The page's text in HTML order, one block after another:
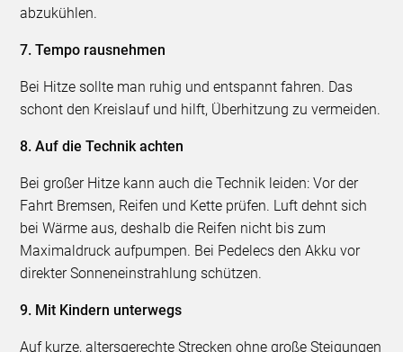
abzukühlen.
7. Tempo rausnehmen
Bei Hitze sollte man ruhig und entspannt fahren. Das
schont den Kreislauf und hilft, Überhitzung zu vermeiden.
8. Auf die Technik achten
Bei großer Hitze kann auch die Technik leiden: Vor der
Fahrt Bremsen, Reifen und Kette prüfen. Luft dehnt sich
bei Wärme aus, deshalb die Reifen nicht bis zum
Maximaldruck aufpumpen. Bei Pedelecs den Akku vor
direkter Sonneneinstrahlung schützen.
9. Mit Kindern unterwegs
Auf kurze, altersgerechte Strecken ohne große Steigungen